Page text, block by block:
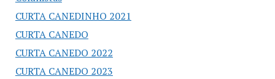
CURTA CANEDINHO 2021
CURTA CANEDO
CURTA CANEDO 2022
CURTA CANEDO 2023